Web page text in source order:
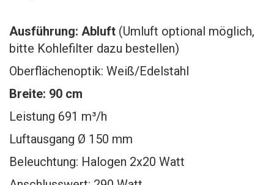
Ausführung: Abluft (Umluft optional möglich,
bitte Kohlefilter dazu bestellen)
Oberflächenoptik: Weiß/Edelstahl
Breite: 90 cm
Leistung 691 m³/h
Luftausgang Ø 150 mm
Beleuchtung: Halogen 2x20 Watt